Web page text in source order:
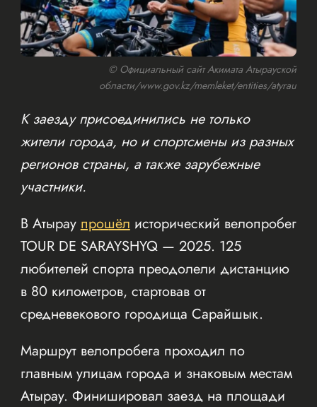
© Официальный сайт Акимата Атырауской
области/www.gov.kz/memleket/entities/atyrau
К заезду присоединились не только
жители города, но и спортсмены из разных
регионов страны, а также зарубежные
участники.
В Атырау прошёл исторический велопробег
TOUR DE SARAYSHYQ — 2025. 125
любителей спорта преодолели дистанцию
в 80 километров, стартовав от
средневекового городища Сарайшык.
Маршрут велопробега проходил по
главным улицам города и знаковым местам
Атырау. Финишировал заезд на площади